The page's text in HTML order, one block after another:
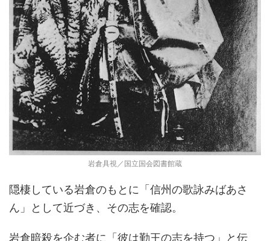
岩倉具視／国立国会図書館蔵
隠棲している岩倉のもとに「信州の歌詠みばあさ
ん」として近づき、その志を確認。
岩倉暗殺を企む者に「彼は勤王の志を持つ」と伝